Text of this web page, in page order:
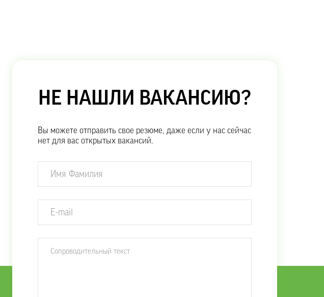
НЕ НАШЛИ ВАКАНСИЮ?
Вы можете отправить свое резюме, даже если у нас сейчас
нет для вас открытых вакансий.